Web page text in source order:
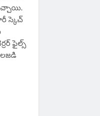
స్కెచ్
ఫైల్స్